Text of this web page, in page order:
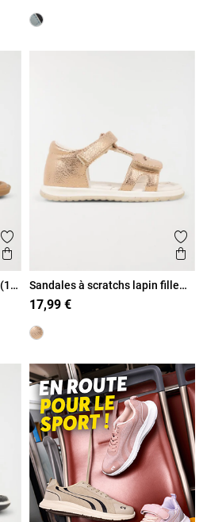
Ajouter aux favoris
Aperçu rapide
Sandales à scratchs lapin fille
(19-23)
17,99 €